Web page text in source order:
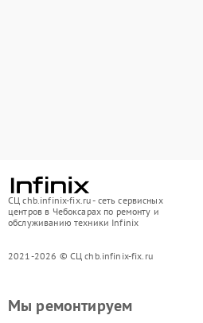
СЦ chb.infinix-fix.ru - сеть сервисных
центров в Чебоксарах по ремонту и
обслуживанию техники Infinix
2021-2026 © СЦ chb.infinix-fix.ru
Мы ремонтируем